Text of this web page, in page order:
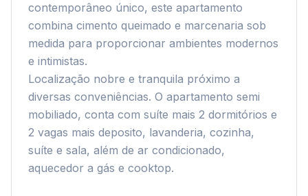
contemporâneo único, este apartamento
combina cimento queimado e marcenaria sob
medida para proporcionar ambientes modernos
e intimistas.
Localização nobre e tranquila próximo a
diversas conveniências. O apartamento semi
mobiliado, conta com suíte mais 2 dormitórios e
2 vagas mais deposito, lavanderia, cozinha,
suíte e sala, além de ar condicionado,
aquecedor a gás e cooktop.